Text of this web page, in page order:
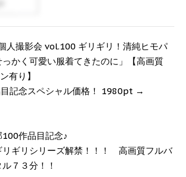
人撮影会 vol.100 ギリギリ！清純ヒモパ
かく可愛い服着てきたのに」【高画質
有り】
記念スペシャル価格！ 1980pt →
100作品目記念♪
リギリシリーズ解禁！！！ 高画質フルバ
７３分！！